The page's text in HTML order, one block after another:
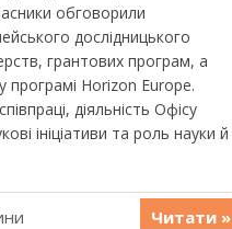
обговорили
дослідницького
грантових програм, а
програмі Horizon Europe.
діяльність Офісу
ініціативи та роль науки й
Читати »